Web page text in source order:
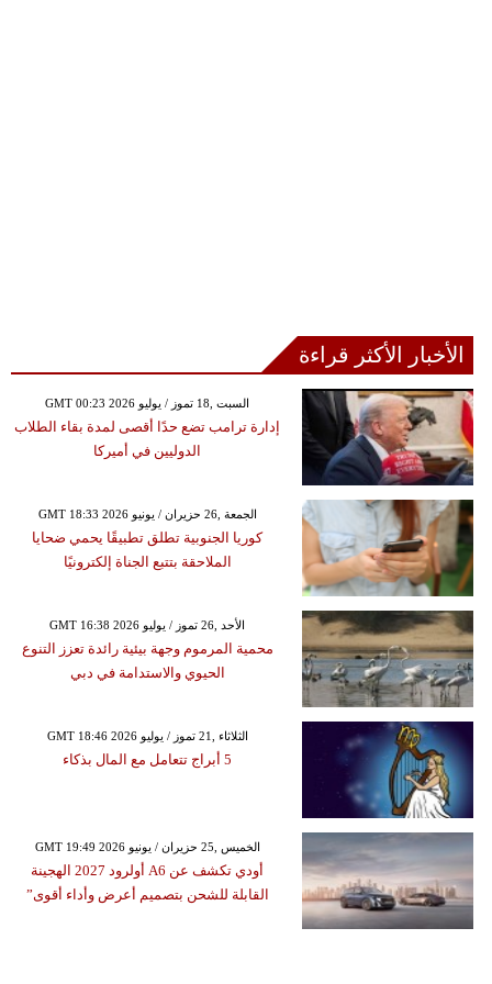
الأخبار الأكثر قراءة
GMT 00:23 2026 السبت ,18 تموز / يوليو
إدارة ترامب تضع حدًا أقصى لمدة بقاء الطلاب
الدوليين في أميركا
GMT 18:33 2026 الجمعة ,26 حزيران / يونيو
كوريا الجنوبية تطلق تطبيقًا يحمي ضحايا
الملاحقة بتتبع الجناة إلكترونيًا
GMT 16:38 2026 الأحد ,26 تموز / يوليو
محمية المرموم وجهة بيئية رائدة تعزز التنوع
الحيوي والاستدامة في دبي
GMT 18:46 2026 الثلاثاء ,21 تموز / يوليو
5 أبراج تتعامل مع المال بذكاء
GMT 19:49 2026 الخميس ,25 حزيران / يونيو
أودي تكشف عن A6 أولرود 2027 الهجينة
القابلة للشحن بتصميم أعرض وأداء أقوى”